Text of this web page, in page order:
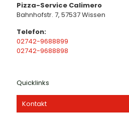
Pizza-Service Calimero
Bahnhofstr. 7, 57537 Wissen
Telefon:
02742-9688899
02742-9688898
Quicklinks
Kontakt